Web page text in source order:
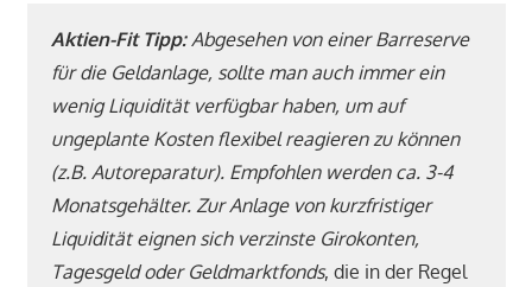
Aktien-Fit Tipp: Abgesehen von einer Barreserve
für die Geldanlage, sollte man auch immer ein
wenig Liquidität verfügbar haben, um auf
ungeplante Kosten flexibel reagieren zu können
(z.B. Autoreparatur). Empfohlen werden ca. 3-4
Monatsgehälter. Zur Anlage von kurzfristiger
Liquidität eignen sich verzinste Girokonten,
Tagesgeld oder Geldmarktfonds, die in der Regel